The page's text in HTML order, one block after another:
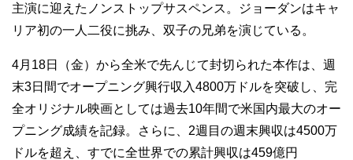
主演に迎えたノンストップサスペンス。ジョーダンはキャ
リア初の一人二役に挑み、双子の兄弟を演じている。
4月18日（金）から全米で先んじて封切られた本作は、週
末3日間でオープニング興行収入4800万ドルを突破し、完
全オリジナル映画としては過去10年間で米国内最大のオー
プニング成績を記録。さらに、2週目の週末興収は4500万
ドルを超え、すでに全世界での累計興収は459億円